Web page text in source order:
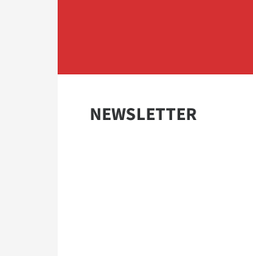
NEWSLETTER